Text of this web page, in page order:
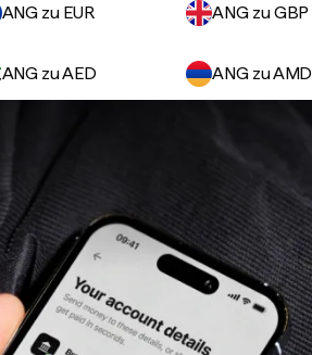
ANG zu EUR ANG zu GBP
ANG zu AED ANG zu AMD